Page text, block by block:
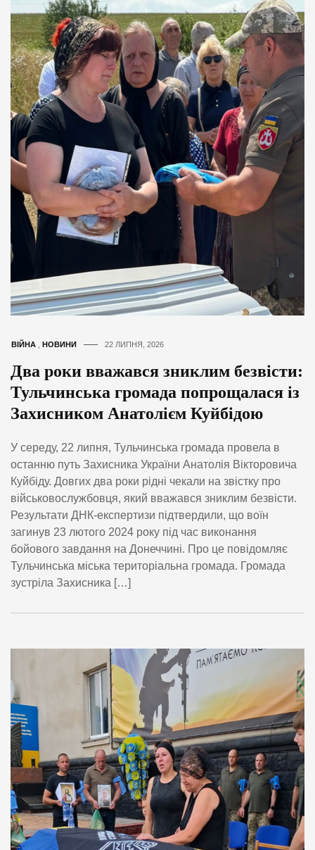
ВІЙНА , НОВИНИ 22 ЛИПНЯ, 2026
Два роки вважався зниклим безвісти:
Тульчинська громада попрощалася із
Захисником Анатолієм Куйбідою
У середу, 22 липня, Тульчинська громада провела в
останню путь Захисника України Анатолія Вікторовича
Куйбіду. Довгих два роки рідні чекали на звістку про
військовослужбовця, який вважався зниклим безвісти.
Результати ДНК-експертизи підтвердили, що воїн
загинув 23 лютого 2024 року під час виконання
бойового завдання на Донеччині. Про це повідомляє
Тульчинська міська територіальна громада. Громада
зустріла Захисника […]